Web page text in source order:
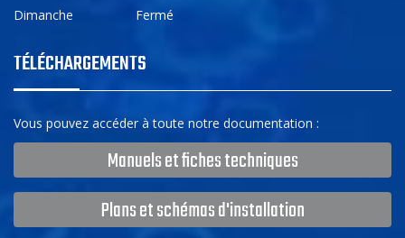
Dimanche
Fermé
TÉLÉCHARGEMENTS
Vous pouvez accéder à toute notre documentation :
Manuels et fiches techniques
Plans et schémas d'installation